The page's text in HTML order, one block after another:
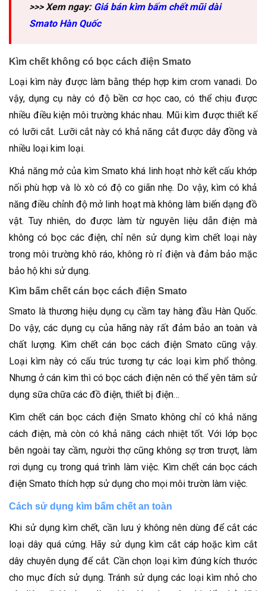
>>> Xem ngay: Giá bán kìm bấm chết mũi dài
Smato Hàn Quốc
Kìm chết không có bọc cách điện Smato
Loại kìm này được làm bằng thép hợp kim crom vanadi. Do
vậy, dụng cụ này có độ bền cơ học cao, có thể chịu được
nhiều điều kiện môi trường khác nhau. Mũi kìm được thiết kế
có lưỡi cắt. Lưỡi cắt này có khả năng cắt được dây đồng và
nhiều loại kim loại.
Khả năng mở của kìm Smato khá linh hoạt nhờ kết cấu khớp
nối phù hợp và lò xò có độ co giãn nhẹ. Do vậy, kìm có khả
năng điều chỉnh độ mở linh hoạt mà không làm biến dạng đồ
vật. Tuy nhiên, do được làm từ nguyên liệu dẫn điện mà
không có bọc các điện, chỉ nên sử dụng kìm chết loại này
trong môi trường khô ráo, không rò rỉ điện và đảm bảo mặc
bảo hộ khi sử dụng.
Kìm bấm chết cán bọc cách điện Smato
Smato là thương hiệu dụng cụ cầm tay hàng đầu Hàn Quốc.
Do vậy, các dụng cụ của hãng này rất đảm bảo an toàn và
chất lượng. Kìm chết cán bọc cách điện Smato cũng vậy.
Loại kìm này có cấu trúc tương tự các loại kìm phổ thông.
Nhưng ở cán kìm thì có bọc cách điện nên có thể yên tâm sử
dụng sữa chữa các đồ điện, thiết bị điện…
Kìm chết cán bọc cách điện Smato không chỉ có khả năng
cách điện, mà còn có khả năng cách nhiệt tốt. Với lớp bọc
bên ngoài tay cầm, người thợ cũng không sợ trơn trượt, làm
rơi dụng cụ trong quá trình làm việc. Kìm chết cán bọc cách
điện Smato thích hợp sử dụng cho mọi môi trườn làm việc.
Cách sử dụng kìm bấm chết an toàn
Khi sử dụng kìm chết, cần lưu ý không nên dùng để cắt các
loại dây quá cứng. Hãy sử dụng kìm cắt cáp hoặc kìm cắt
dây chuyên dụng để cắt. Cần chọn loại kìm đúng kích thước
cho mục đích sử dụng. Tránh sử dụng các loại kìm nhỏ cho